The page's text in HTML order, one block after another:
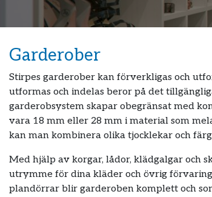
Garderober
Stirpes garderober kan förverkligas och
utformas och indelas beror på det
garderobsystem skapar obegränsat med
vara 18 mm eller 28 mm i material som
kan man kombinera olika tjocklekar och
Med hjälp av korgar, lådor, klädgalgar och
utrymme för dina kläder och övrig
plandörrar blir garderoben komplett och